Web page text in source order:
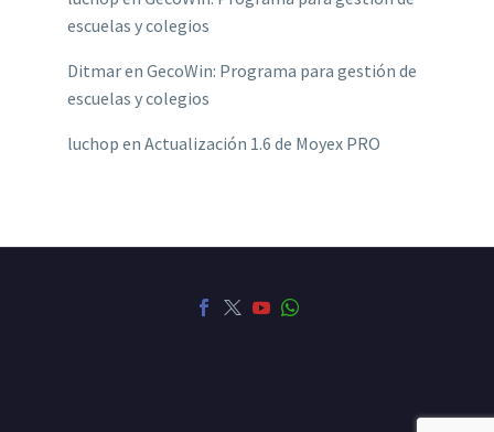
escuelas y colegios
Ditmaren GecoWin: Programa para gestión de
escuelas y colegios
luchop en Actualización 1.6 de Moyex PRO